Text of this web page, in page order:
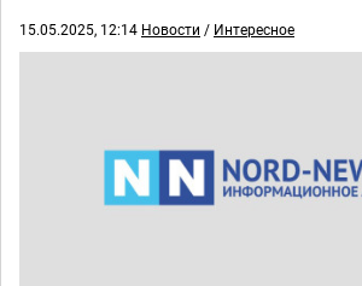
15.05.2025, 12:14 Новости / Интересное